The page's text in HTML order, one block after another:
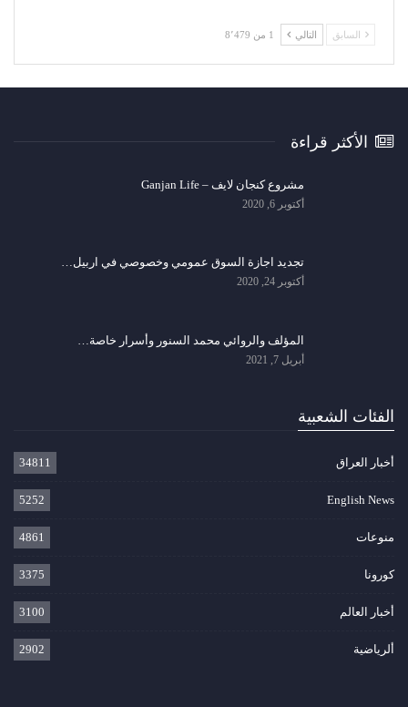
السابق التالي 1 من 8٬479
الأكثر قراءة
مشروع كنجان لايف – Ganjan Life
أكتوبر 6, 2020
تجديد اجازة السوق عمومي وخصوصي في اربيل…
أكتوبر 24, 2020
المؤلف والروائي محمد السنور وأسرار خاصة…
أبريل 7, 2021
الفئات الشعبية
أخبار العراق 34811
English News
5252
منوعات 4861
كورونا 3375
أخبار العالم 3100
ألرياضية 2902